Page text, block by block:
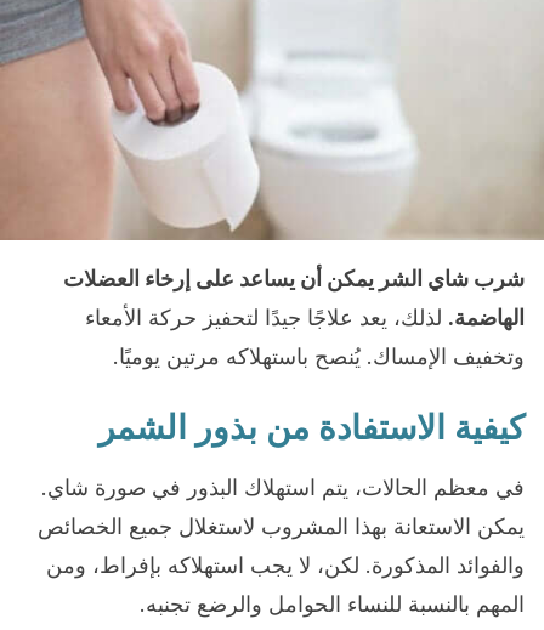
شرب شاي الشر يمكن أن يساعد على إرخاء العضلات
الهاضمة. لذلك، يعد علاجًا جيدًا لتحفيز حركة الأمعاء
وتخفيف الإمساك. يُنصح باستهلاكه مرتين يوميًا.
كيفية الاستفادة من بذور الشمر
في معظم الحالات، يتم استهلاك البذور في صورة شاي.
يمكن الاستعانة بهذا المشروب لاستغلال جميع الخصائص
والفوائد المذكورة. لكن، لا يجب استهلاكه بإفراط، ومن
المهم بالنسبة للنساء الحوامل والرضع تجنبه.